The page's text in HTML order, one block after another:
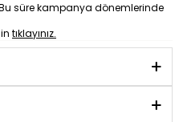
süre kampanya dönemlerinde
tıklayınız.